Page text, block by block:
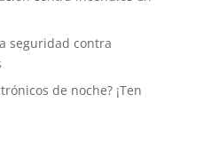
seguridad contra
de noche? ¡Ten